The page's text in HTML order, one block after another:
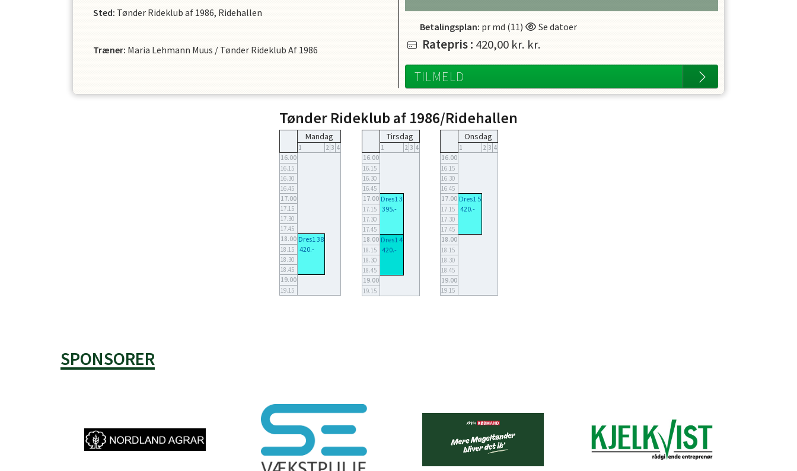
Sted: Tønder Rideklub af 1986, Ridehallen
Træner: Maria Lehmann Muus / Tønder Rideklub Af 1986
Betalingsplan: pr md (11) Se datoer
Ratepris: 420,00 kr. kr.
TILMELD
Tønder Rideklub af 1986/Ridehallen
Mandag
1 2 3 4
16.00
16.15
16.30
16.45
17.00
17.15
17.30
17.45
18.00 Dres1 38
18.15 420.-
18.30
18.45
19.00
19.15
Tirsdag
1 2 3 4
16.00
16.15
16.30
16.45
17.00 Dres1 3
17.15 395.-
17.30
17.45
18.00 Dres1 4
18.15 420.-
18.30
18.45
19.00
19.15
Onsdag
1 2 3 4
16.00
16.15
16.30
16.45
17.00 Dres1 5
17.15 420.-
17.30
17.45
18.00
18.15
18.30
18.45
19.00
19.15
SPONSORER